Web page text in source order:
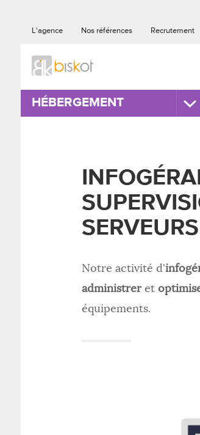
L'agence Nos références Recrutement
HÉBERGEMENT
SERVEURS
Notre activité d'
administreret
équipements.